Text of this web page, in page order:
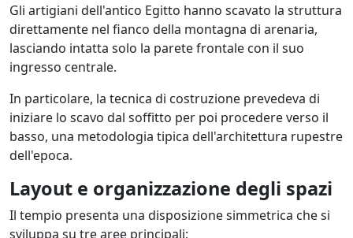
Gli artigiani dell'antico Egitto hanno scavato la struttura
direttamente nel fianco della montagna di arenaria,
lasciando intatta solo la parete frontale con il suo
ingresso centrale.
In particolare, la tecnica di costruzione prevedeva di
iniziare lo scavo dal soffitto per poi procedere verso il
basso, una metodologia tipica dell'architettura rupestre
dell'epoca.
Layout e organizzazione degli spazi
Il tempio presenta una disposizione simmetrica che si
sviluppa su tre aree principali: